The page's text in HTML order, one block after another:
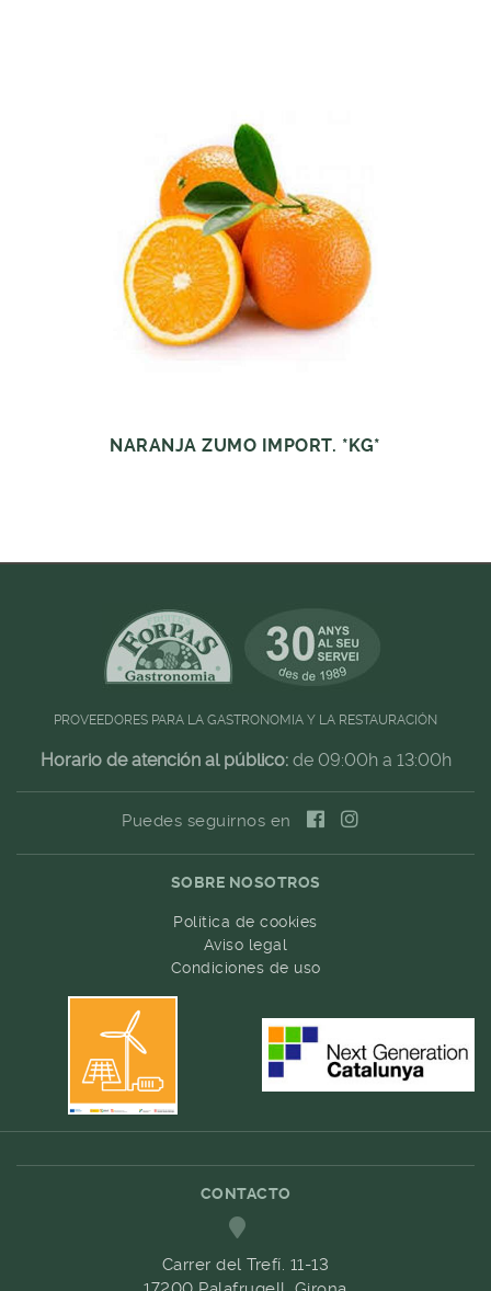
NARANJA ZUMO IMPORT. *KG*
PROVEEDORES PARA LA GASTRONOMIA Y LA RESTAURACIÓN
Horario de atención al público:de 09:00h a 13:00h
Puedes seguirnos en
SOBRE NOSOTROS
Política de cookies
Aviso legal
Condiciones de uso
CONTACTO
Carrer del Trefí. 11-13